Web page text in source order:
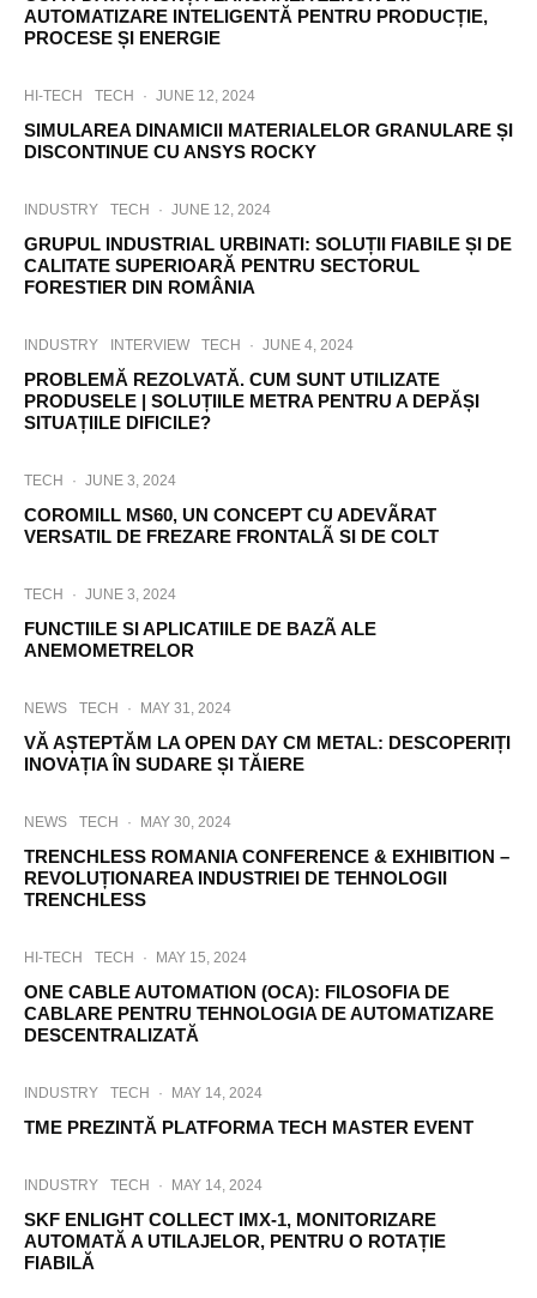
AUTOMATIZARE INTELIGENTĂ PENTRU PRODUCȚIE,
PROCESE ȘI ENERGIE
HI-TECH TECH · JUNE 12, 2024
SIMULAREA DINAMICII MATERIALELOR GRANULARE ȘI
DISCONTINUE CU ANSYS ROCKY
INDUSTRY TECH · JUNE 12, 2024
GRUPUL INDUSTRIAL URBINATI: SOLUȚII FIABILE ȘI DE
CALITATE SUPERIOARĂ PENTRU SECTORUL
FORESTIER DIN ROMÂNIA
INDUSTRY INTERVIEW TECH · JUNE 4, 2024
PROBLEMĂ REZOLVATĂ. CUM SUNT UTILIZATE
PRODUSELE | SOLUȚIILE METRA PENTRU A DEPĂȘI
SITUAȚIILE DIFICILE?
TECH · JUNE 3, 2024
COROMILL MS60, UN CONCEPT CU ADEVÃRAT
VERSATIL DE FREZARE FRONTALÃ SI DE COLT
TECH · JUNE 3, 2024
FUNCTIILE SI APLICATIILE DE BAZÃ ALE
ANEMOMETRELOR
NEWS TECH · MAY 31, 2024
VĂ AȘTEPTĂM LA OPEN DAY CM METAL: DESCOPERIȚI
INOVAȚIA ÎN SUDARE ȘI TĂIERE
NEWS TECH · MAY 30, 2024
TRENCHLESS ROMANIA CONFERENCE & EXHIBITION –
REVOLUȚIONAREA INDUSTRIEI DE TEHNOLOGII
TRENCHLESS
HI-TECH TECH · MAY 15, 2024
ONE CABLE AUTOMATION (OCA): FILOSOFIA DE
CABLARE PENTRU TEHNOLOGIA DE AUTOMATIZARE
DESCENTRALIZATĂ
INDUSTRY TECH · MAY 14, 2024
TME PREZINTĂ PLATFORMA TECH MASTER EVENT
INDUSTRY TECH · MAY 14, 2024
SKF ENLIGHT COLLECT IMX-1, MONITORIZARE
AUTOMATĂ A UTILAJELOR, PENTRU O ROTAȚIE
FIABILĂ